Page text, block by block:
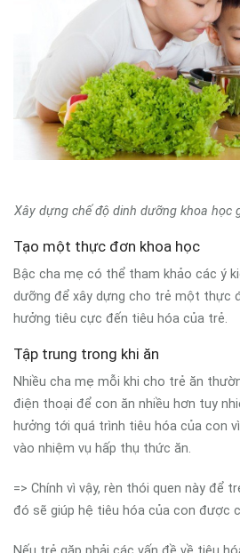
Xây dựng chế độ dinh dưỡng khoa học
Tạo một thực đơn khoa học
Bậc cha mẹ có thể tham khảo các ý
dưỡng để xây dựng cho trẻ một thực
hưởng tiêu cực đến tiêu hóa của trẻ.
Tập trung trong khi ăn
Nhiều cha mẹ mỗi khi cho trẻ ăn
điện thoại để con ăn nhiều hơn tuy
hưởng tới quá trình tiêu hóa của con
vào nhiệm vụ hấp thụ thức ăn.
=> Chính vì vậy, rèn thói quen này để
đó sẽ giúp hệ tiêu hóa của con được